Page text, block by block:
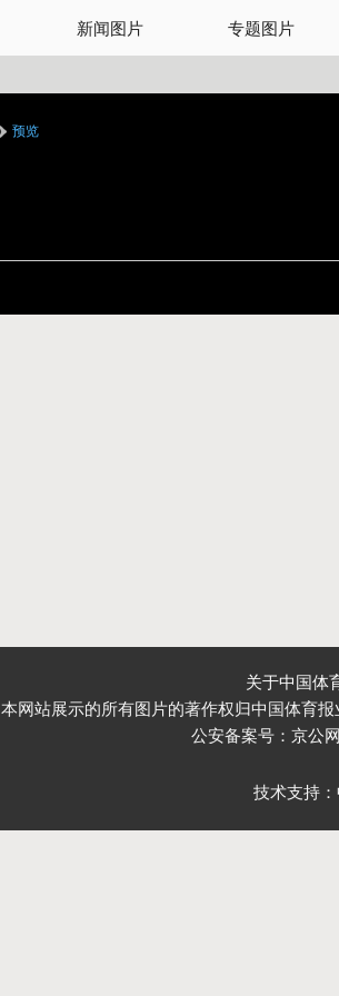
新闻图片 专题图片
预览
关于中国体
本网站展示的所有图片的著作权归中国体育
公安备案号： 京公
技术支持：